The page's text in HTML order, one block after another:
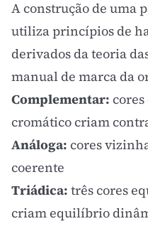
A construção de uma
utiliza princípios de
derivados da teoria
manual de marcada
Complementar:
cromático criam
Análoga: cores
coerente
Triádica: três cores
criam equilíbrio